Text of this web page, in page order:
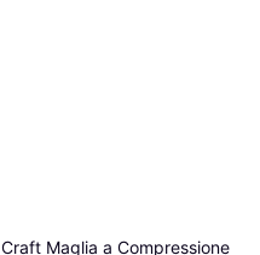
Craft Maglia a Compressione